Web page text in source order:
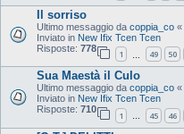
Il sorriso
Ultimo messaggio da coppia_co «
Inviato in New Ifix Tcen Tcen
Risposte: 778
1 49 50
Sua Maestà il Culo
Ultimo messaggio da coppia_co «
Inviato in New Ifix Tcen Tcen
Risposte: 710
1 … 45 46